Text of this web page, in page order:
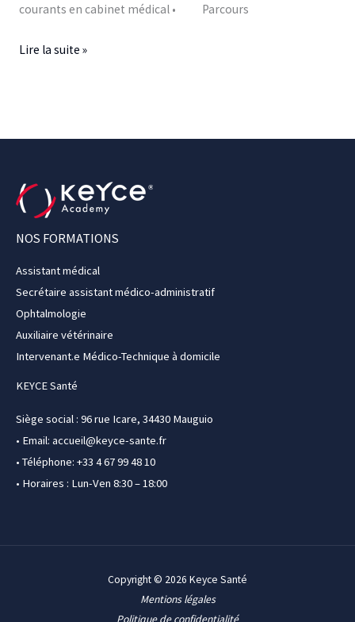
courants en cabinet médical • Parcours
Lire la suite »
NOS FORMATIONS
Assistant médical
Secrétaire assistant médico-administratif
Ophtalmologie
Auxiliaire vétérinaire
Intervenant.e Médico-Technique à domicile
KEYCE Santé
Siège social : 96 rue Icare, 34430 Mauguio
• Email: accueil@keyce-sante.fr
• Téléphone: +33 4 67 99 48 10
• Horaires : Lun-Ven 8:30 – 18:00
Copyright © 2026 Keyce Santé
Mentions légales